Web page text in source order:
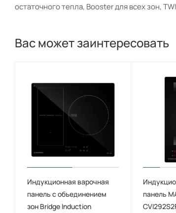
остаточного тепла, Booster для всех зон,
Вас может заинтересовать
Индукционная варочная
панель с объединением
зон Bridge Induction
панель